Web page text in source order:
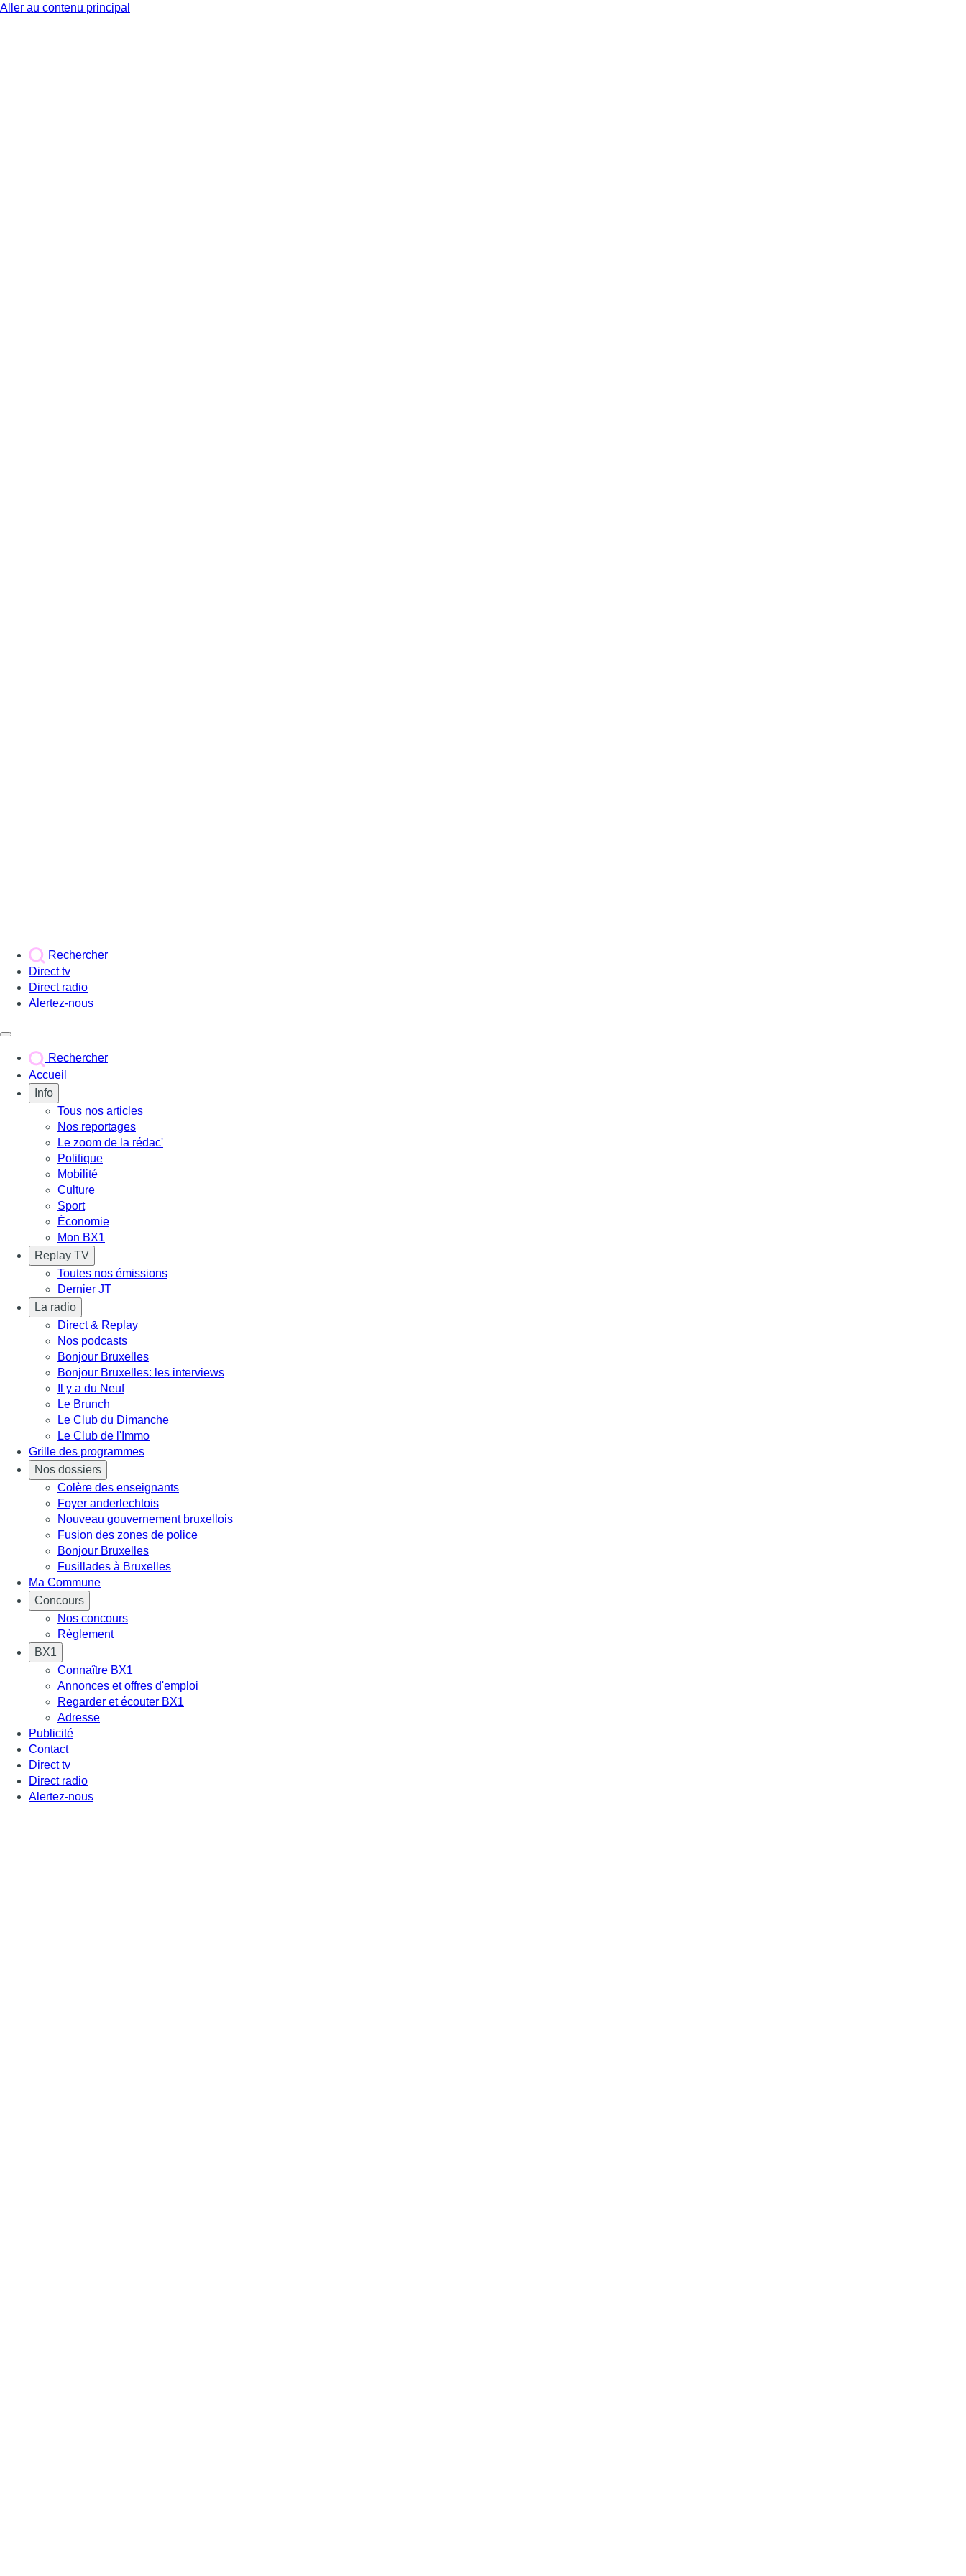
Aller au contenu principal
Rechercher
Direct tv
Direct radio
Alertez-nous
Rechercher
Accueil
Info
Tous nos articles
Nos reportages
Le zoom de la rédac'
Politique
Mobilité
Culture
Sport
Économie
Mon BX1
Replay TV
Toutes nos émissions
Dernier JT
La radio
Direct & Replay
Nos podcasts
Bonjour Bruxelles
Bonjour Bruxelles: les interviews
Il y a du Neuf
Le Brunch
Le Club du Dimanche
Le Club de l'Immo
Grille des programmes
Nos dossiers
Colère des enseignants
Foyer anderlechtois
Nouveau gouvernement bruxellois
Fusion des zones de police
Bonjour Bruxelles
Fusillades à Bruxelles
Ma Commune
Concours
Nos concours
Règlement
BX1
Connaître BX1
Annonces et offres d'emploi
Regarder et écouter BX1
Adresse
Publicité
Contact
Direct tv
Direct radio
Alertez-nous